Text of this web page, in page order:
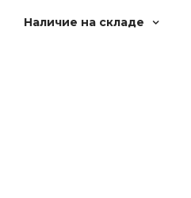
Наличие на складе